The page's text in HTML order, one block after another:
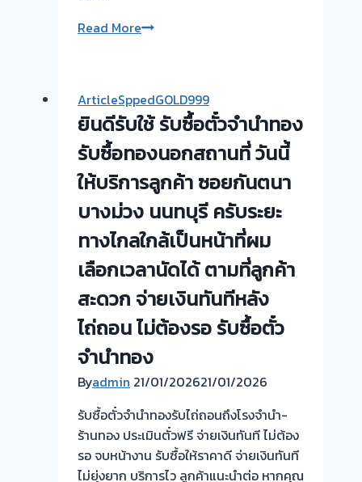
🇹🇭
ประเสริฐ
มนู
กรง
เทพ
ครับ⭐
Read Moreรับ
ทอง
ยินดี
บริการ
รับ
ไถ่ถอน
ถึง
โรง
จำนำ
ร้าน
ทอง
ประเมิน
หน้า
ตั๋ว
ฟรี
จ่าย
สด
ทันที
ไม่
ArticleSppedGOLD999
ยินดีรับใช้ รับซื้อตั๋วจำนำทอง
รับซื้อทองนอกสถานที่ วันนี้
ให้บริการลูกค้า ซอยกันตนา
บางม่วง นนทบุรี ครับระยะ
ทางไกลใกล้เป็นหน้าที่ผม
เลือกเวลานัดได้ ตามที่ลูกค้า
สะดวก จ่ายเงินทันทีหลัง
ไถ่ถอน ไม่ต้องรอ รับซื้อตั๋ว
จำนำทอง
Byadmin 21/01/202621/01/2026
รับซื้อตั๋วจำนำทองรับไถ่ถอนถึงโรงจำนำ-
ร้านทอง ประเมินตั๋วฟรี จ่ายเงินทันที ไม่ต้อง
รอ จบหน้างาน รับซื้อให้ราคาดี จ่ายเงินทันที
ไม่ยุ่งยาก บริการไว ลูกค้าแนะนำต่อ หากคุณ